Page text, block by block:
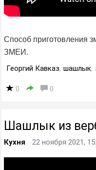
Способ приготовления
ЗМЕИ.
Георгий Кавказ, шашлык,
0 0
Шашлык из
Кухня 22 ноября 2021,